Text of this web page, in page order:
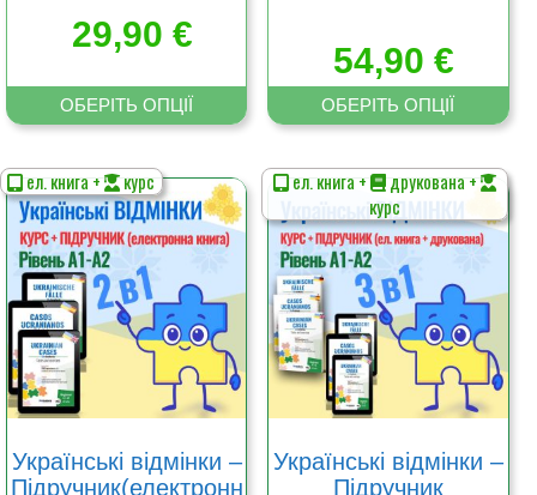
29,90€
ОБЕРІТЬ ОПЦІЇ
54,90€
ОБЕРІТЬ ОПЦІЇ
ел. книга + курс
Українські відмінки –
Підручник(електронн
Цей
товар
має
кілька
варіантів.
Параметри
можна
вибрати
на
сторінці
ел. книга +
друкована +
курс
Українські відмінки –
Підручник
Цей
товар
має
кілька
варіантів.
Параметри
можна
вибрати
сторінці